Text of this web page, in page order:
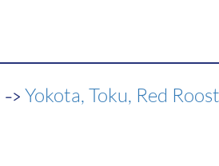
->Yokota, Toku, Red